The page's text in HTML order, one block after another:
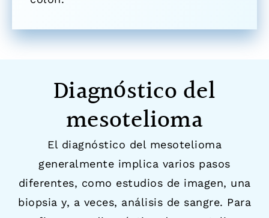
Diagnóstico del
mesotelioma
El diagnóstico del mesotelioma
generalmente implica varios pasos
diferentes, como estudios de imagen, una
biopsia y, a veces, análisis de sangre. Para